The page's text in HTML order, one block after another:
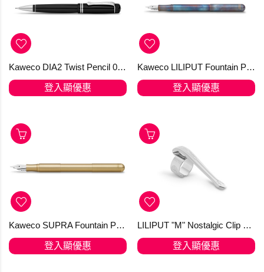
Kaweco DIA2 Twist Pencil 0.7 mm Chrome 鉛筆
登入顯優惠
Kaweco LILIPUT Fountain Pen Fireblue
登入顯優惠
Kaweco SUPRA Fountain Pen (Eco-) Brass
登入顯優惠
LILIPUT "M" Nostalgic Clip Silver Fountain Pen and Ball Pen with Cap
登入顯優惠